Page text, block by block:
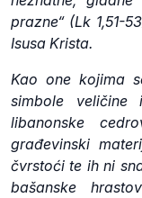
prazne“ (Lk 1,51-
Isusa Krista.
Kao one kojima
simbole veličine
libanonske
građevinski
čvrstoći te ih ni
bašanske